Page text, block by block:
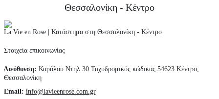
Θεσσαλονίκη - Κέντρο
La Vie en Rose | Κατάστημα στη Θεσσαλονίκη - Κέντρο
Στοιχεία επικοινωνίας
Διεύθυνση: Καρόλου Ντηλ 30 Ταχυδρομικός κώδικας 54623 Κέντρο,
Θεσσαλονίκη
Email: info@lavieenrose.com.gr